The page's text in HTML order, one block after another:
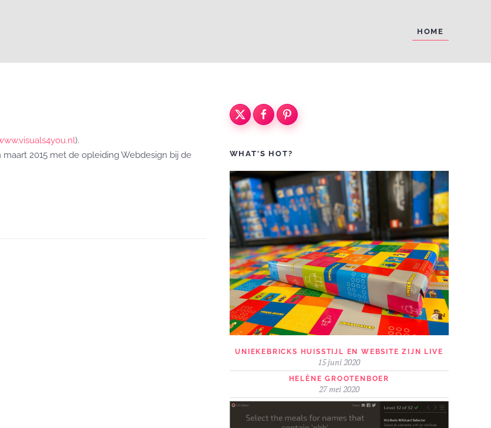
HOME
).
2015 met de opleiding Webdesign bij de
WHAT'S HOT?
UNIEKEBRICKS HUISSTIJL EN WEBSITE ZIJN LIVE
15 juni 2020
HELÈNE GROOTENBOER
27 mei 2020